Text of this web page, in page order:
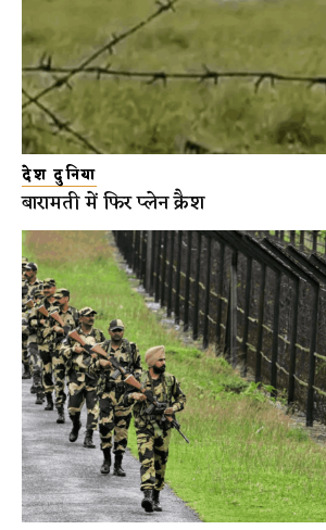
देश दुनिया
बारामती में फिर प्लेन क्रैश